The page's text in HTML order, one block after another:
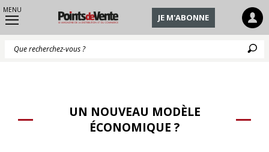
MENU
JE M'ABONNE
UN NOUVEAU MODÈLE
ÉCONOMIQUE ?